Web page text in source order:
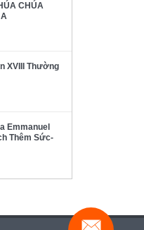
CHÚA
XVIII Thường
Emmanuel
Thêm Sức-